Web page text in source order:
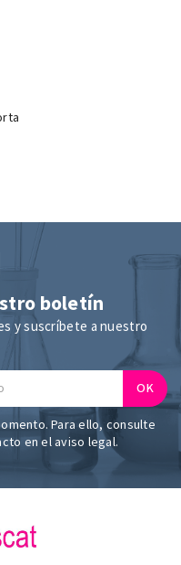
boletín
y suscríbete a nuestro
Para ello, consulte
en el aviso legal.